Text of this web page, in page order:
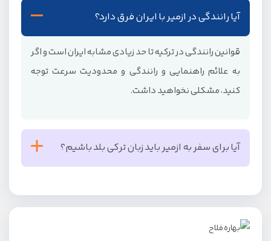
آیا رانندگی در ازمیر با ایران فرق دارد؟
قوانین رانندگی در ترکیه تا حد زیادی مشابه ایران است و اگر
به علائم راهنمایی و رانندگی و محدودیت سرعت توجه
کنید، مشکلی نخواهید داشت.
آیا برای سفر به ازمیر باید زبان ترکی بلد باشیم؟
باشید، زیرا شهرهای توریستی ترکیه به زبان انگلیسی
مسلط هستند. البته اگر تور ازمیر را با خدمات ویژه و
راهنمای فارسی زبان رزرو کنید، می‌توانید بدون دغدغه از